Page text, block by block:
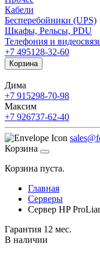
Кабели
Бесперебойники (UPS)
Шкафы, Рельсы, PDU
Телефония и
+7 495128-32-60
Корзина
Дима
+7 915298-70-98
Максим
+7 926737-62-40
Корзина
Корзина пуста.
Главная
Серверы
Сервер HP
Гарантия 12 мес.
В наличии